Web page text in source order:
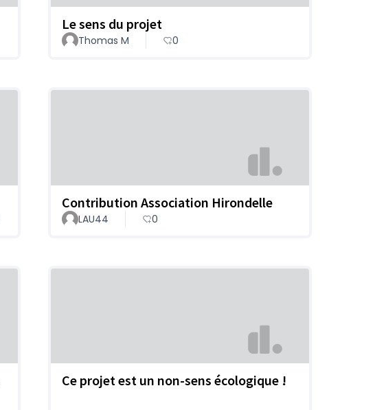
Le sens du projet
Thomas M 0
Contribution Association Hirondelle
LAU44 0
Ce projet est un non-sens écologique !